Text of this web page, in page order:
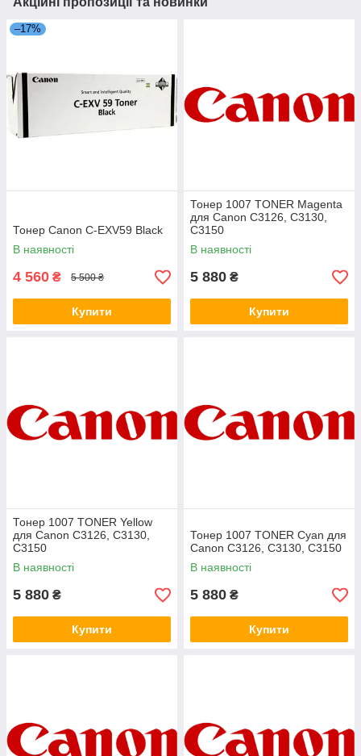
–17%
Тонер Canon C-EXV59 Black
В наявності
4 560 ₴ 5 500 ₴
Купити
Тонер 1007 TONER Magenta
для Canon C3126, C3130,
C3150
В наявності
5 880 ₴
Купити
Тонер 1007 TONER Yellow
для Canon C3126, C3130,
C3150
В наявності
5 880 ₴
Купити
Тонер 1007 TONER Cyan для
Canon C3126, C3130, C3150
В наявності
5 880 ₴
Купити